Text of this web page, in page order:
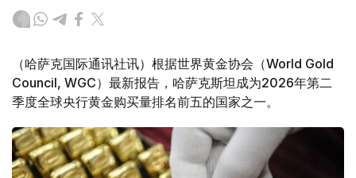
（哈萨克国际通讯社讯）根据世界黄金协会（World Gold
Council, WGC）最新报告，哈萨克斯坦成为2026年第二
季度全球央行黄金购买量排名前五的国家之一。